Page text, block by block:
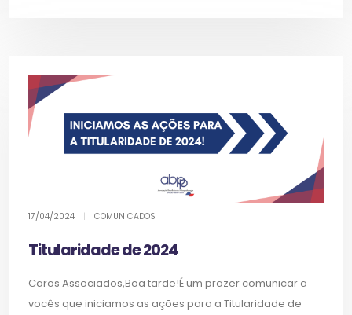
17/04/2024 | COMUNICADOS
Titularidade de 2024
Caros Associados,Boa tarde!É um prazer comunicar a
vocês que iniciamos as ações para a Titularidade de